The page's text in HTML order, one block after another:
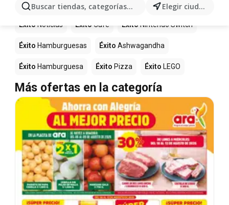
Buscar tiendas, categorías, productos... Elegir ciudad
Más productos en tiendas Éxito
Éxito Noticias Éxito Café Éxito Nintendo Switch
Éxito Hamburguesas Éxito Ashwagandha
Éxito Hamburguesa Éxito Pizza Éxito LEGO
Más ofertas en la categoría